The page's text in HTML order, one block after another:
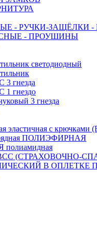
- РУЧКИ-ЗАЩЁЛКИ
- ПРОУШИНЫ
светодиодный
3 гнезда
1 гнездо
3 гнезда
эластичная с крючками
ПОЛИЭФИРНАЯ
ВСС (СТРАХОВОЧНО-
В ОПЛЕТКЕ